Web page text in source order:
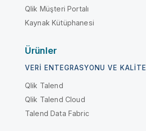
Qlik Müşteri Portalı
Kaynak Kütüphanesi
Ürünler
VERI ENTEGRASYONU VE KALITE
Qlik Talend
Qlik Talend Cloud
Talend Data Fabric